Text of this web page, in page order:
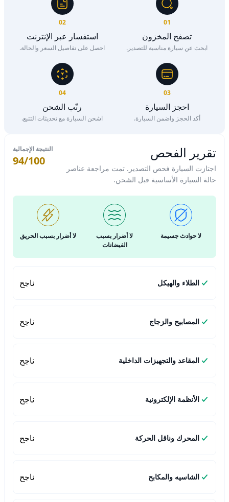
01
تصفح المخزون
ابحث عن سيارة مناسبة للتصدير.
02
استفسار عبر الإنترنت
احصل على تفاصيل السعر والحالة.
03
احجز السيارة
أكد الحجز واضمن السيارة.
04
رتّب الشحن
اشحن السيارة مع تحديثات التتبع.
تقرير الفحص
اجتازت السيارة فحص التصدير. تمت مراجعة عناصر
حالة السيارة الأساسية قبل الشحن.
النتيجة الإجمالية
94/100
لا حوادث جسيمة
لا أضرار بسبب
الفيضانات
لا أضرار بسبب الحريق
الطلاء والهيكل ناجح
المصابيح والزجاج ناجح
المقاعد والتجهيزات الداخلية ناجح
الأنظمة الإلكترونية ناجح
المحرك وناقل الحركة ناجح
الشاسيه والمكابح ناجح